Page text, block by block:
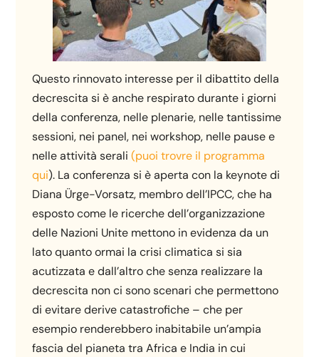
Questo rinnovato interesse per il dibattito della
decrescita si è anche respirato durante i giorni
della conferenza, nelle plenarie, nelle tantissime
sessioni, nei panel, nei workshop, nelle pause e
nelle attività serali(puoi trovre il programma
qui). La conferenza si è aperta con la keynote di
Diana Ürge-Vorsatz, membro dell’IPCC, che ha
esposto come le ricerche dell’organizzazione
delle Nazioni Unite mettono in evidenza da un
lato quanto ormai la crisi climatica si sia
acutizzata e dall’altro che senza realizzare la
decrescita non ci sono scenari che permettono
di evitare derive catastrofiche – che per
esempio renderebbero inabitabile un’ampia
fascia del pianeta tra Africa e India in cui